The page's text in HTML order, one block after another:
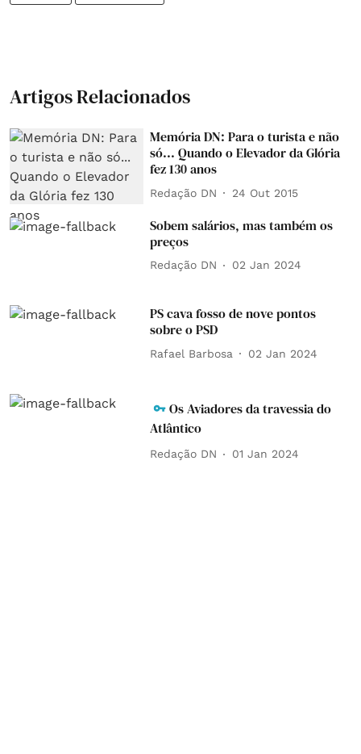
Artigos Relacionados
Memória DN: Para o turista e não
só... Quando o Elevador da Glória
fez 130 anos
Redação DN 24 Out 2015
Sobem salários, mas também os
preços
Redação DN 02 Jan 2024
PS cava fosso de nove pontos
sobre o PSD
Rafael Barbosa 02 Jan 2024
Os Aviadores da travessia do
Atlântico
Redação DN 01 Jan 2024